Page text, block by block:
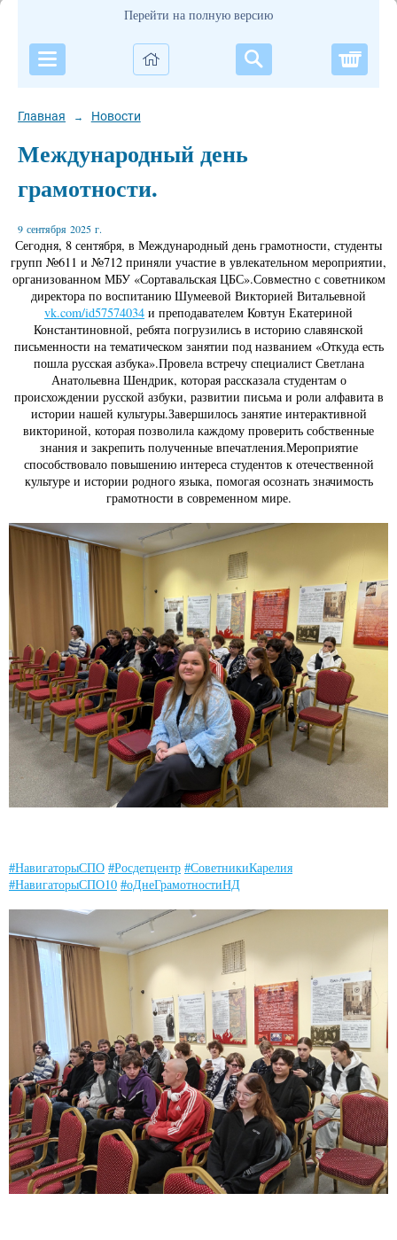
Перейти на полную версию
Главная → Новости
Международный день
грамотности.
9 сентября 2025 г.
Сегодня, 8 сентября, в Международный день грамотности, студенты
групп №611 и №712 приняли участие в увлекательном мероприятии,
организованном МБУ «Сортавальская ЦБС».Совместно с советником
директора по воспитанию Шумеевой Викторией Витальевной
vk.com/id57574034 и преподавателем Ковтун Екатериной
Константиновной, ребята погрузились в историю славянской
письменности на тематическом занятии под названием «Откуда есть
пошла русская азбука».Провела встречу специалист Светлана
Анатольевна Шендрик, которая рассказала студентам о
происхождении русской азбуки, развитии письма и роли алфавита в
истории нашей культуры.Завершилось занятие интерактивной
викториной, которая позволила каждому проверить собственные
знания и закрепить полученные впечатления.Мероприятие
способствовало повышению интереса студентов к отечественной
культуре и истории родного языка, помогая осознать значимость
грамотности в современном мире.
#НавигаторыСПО #Росдетцентр #СоветникиКарелия
#НавигаторыСПО10 #оДнеГрамотностиНД